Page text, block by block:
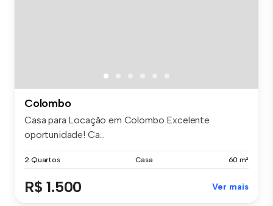
Colombo
Casa para Locação em Colombo Excelente
oportunidade! Ca...
2 Quartos Casa 60 m²
R$ 1.500 Ver mais